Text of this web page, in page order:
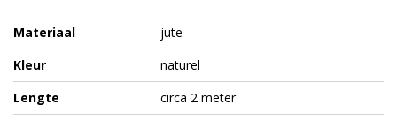
Materiaal
jute
Kleur
naturel
Lengte
circa 2 meter